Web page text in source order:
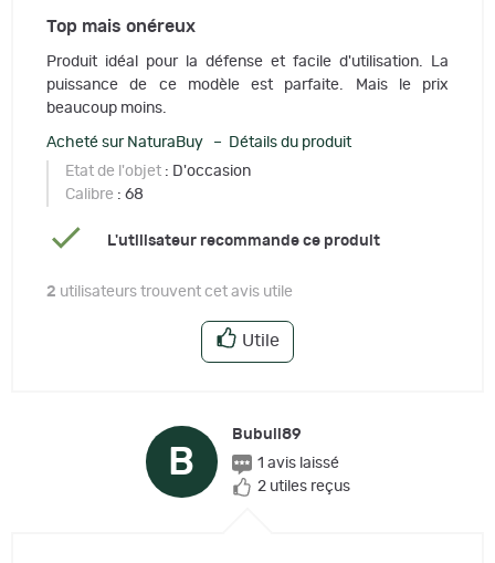
Top mais onéreux
Produit idéal pour la défense et facile d'utilisation. La
puissance de ce modèle est parfaite. Mais le prix
beaucoup moins.
Acheté sur NaturaBuy – Détails du produit
Etat de l'objet : D'occasion
Calibre : 68
L'utilisateur recommande ce produit
2 utilisateurs trouvent cet avis utile
Utile
B
Bubull89
1 avis laissé
2 utiles reçus